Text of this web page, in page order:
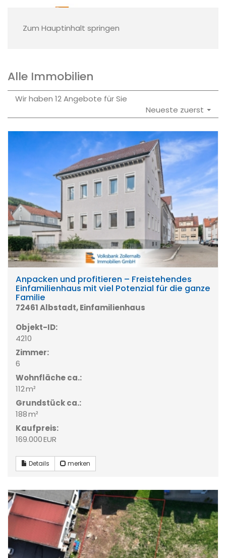
Zum Hauptinhalt springen
Alle Immobilien
Wir haben 12 Angebote für Sie
Neueste zuerst
Anpacken und profitieren – Freistehendes
Einfamilienhaus mit viel Potenzial für die ganze
Familie
72461 Albstadt, Einfamilienhaus
Objekt-ID:
4210
Zimmer:
6
Wohnfläche ca.:
112 m²
Grund­stück ca.:
188 m²
Kaufpreis:
169.000 EUR
Details merken